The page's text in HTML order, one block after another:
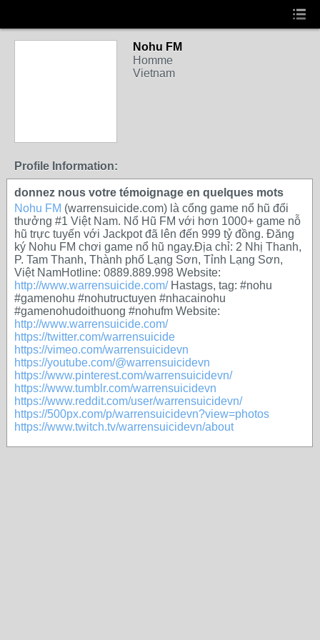
Nohu FM
Homme
Vietnam
Profile Information:
donnez nous votre témoignage en quelques mots
Nohu FM (warrensuicide.com) là cổng game nổ hũ đổi
thưởng #1 Việt Nam. Nổ Hũ FM với hơn 1000+ game nỗ
hũ trực tuyến với Jackpot đã lên đến 999 tỷ đồng. Đăng
ký Nohu FM chơi game nổ hũ ngay.Địa chỉ: 2 Nhị Thanh,
P. Tam Thanh, Thành phố Lạng Sơn, Tỉnh Lạng Sơn,
Việt NamHotline: 0889.889.998 Website:
http://www.warrensuicide.com/Hastags, tag: #nohu
#gamenohu #nohutructuyen #nhacainohu
#gamenohudoithuong #nohufm Website:
http://www.warrensuicide.com/
https://twitter.com/warrensuicide
https://vimeo.com/warrensuicidevn
https://youtube.com/@warrensuicidevn
https://www.pinterest.com/warrensuicidevn/
https://www.tumblr.com/warrensuicidevn
https://www.reddit.com/user/warrensuicidevn/
https://500px.com/p/warrensuicidevn?view=photos
https://www.twitch.tv/warrensuicidevn/about